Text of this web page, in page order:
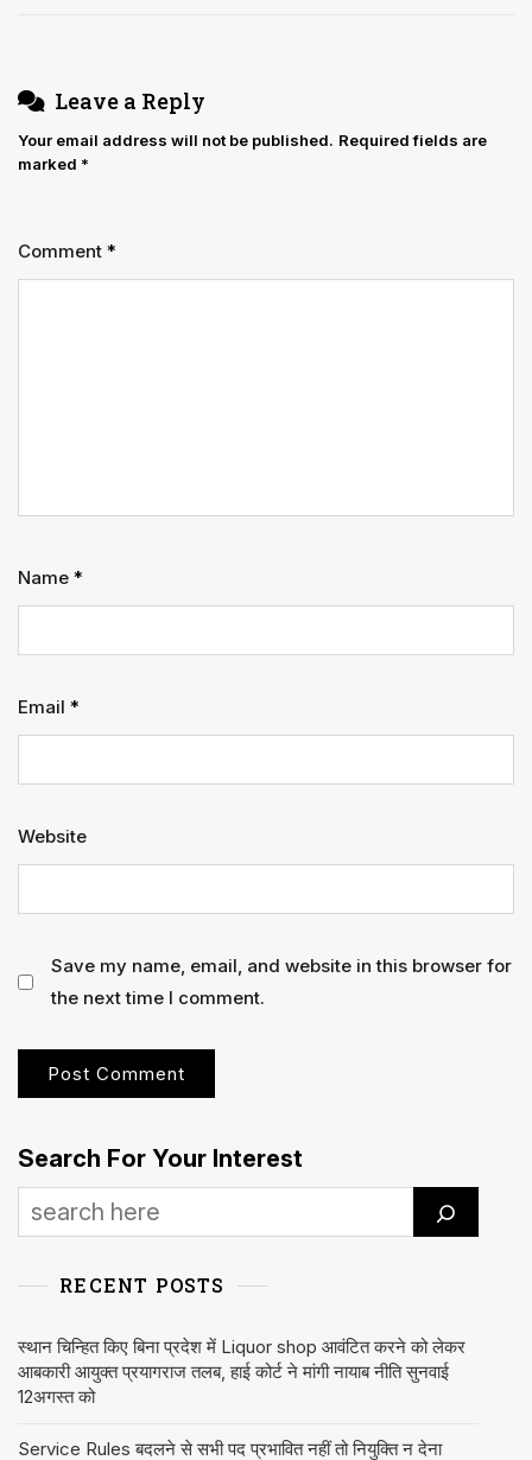
Leave a Reply
Your email address will not be published. Required fields are
marked *
Comment *
Name *
Email *
Website
Save my name, email, and website in this browser for
the next time I comment.
Search For Your Interest
RECENT POSTS
स्थान चिन्हित किए बिना प्रदेश में Liquor shop आवंटित करने को लेकर
आबकारी आयुक्त प्रयागराज तलब, हाई कोर्ट ने मांगी नायाब नीति सुनवाई
12अगस्त को
Service Rules बदलने से सभी पद प्रभावित नहीं तो नियुक्ति न देना